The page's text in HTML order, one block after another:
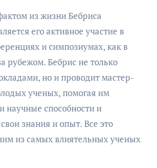
из жизни Бебриса
его активное участие в
и симпозиумах, как в
рубежом. Бебрис не только
но и проводит мастер-
ученых, помогая им
научные способности и
знания и опыт. Все это
из самых влиятельных ученых